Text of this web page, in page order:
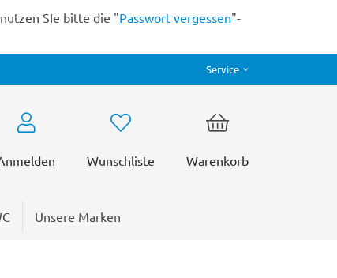
SIe bitte die "Passwort vergessen"-
Service
Wunschliste Warenkorb
Unsere Marken